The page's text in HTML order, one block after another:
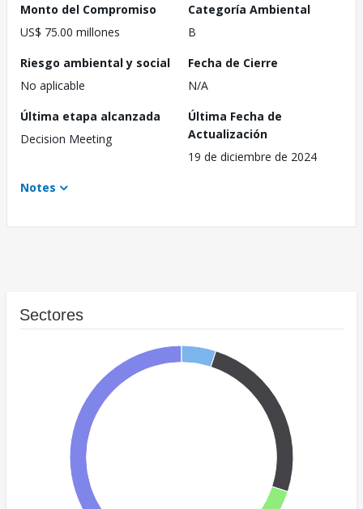
Monto del Compromiso
US$ 75.00 millones
Categoría Ambiental
B
Riesgo ambiental y social
No aplicable
Fecha de Cierre
N/A
Última etapa alcanzada
Decision Meeting
Última Fecha de
Actualización
19 de diciembre de 2024
Notes
Sectores